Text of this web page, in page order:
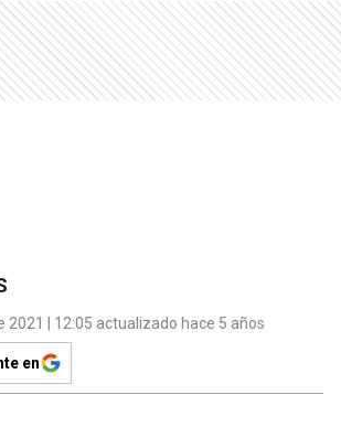
2021 | 12:05 actualizado hace 5 años
en